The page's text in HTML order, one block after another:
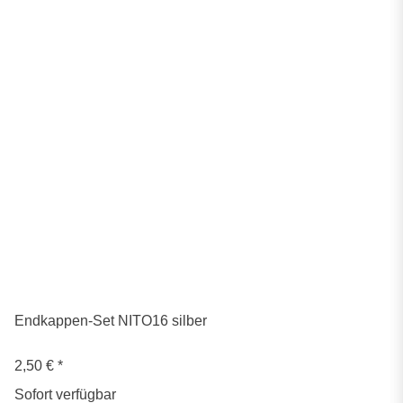
Endkappen-Set NITO16 silber
2,50 € *
Sofort verfügbar